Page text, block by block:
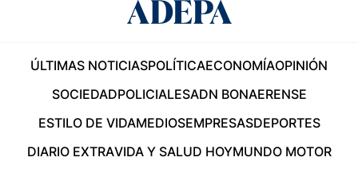
ÚLTIMAS NOTICIASPOLÍTICAECONOMÍAOPINIÓN
SOCIEDADPOLICIALESADN BONAERENSE
ESTILO DE VIDAMEDIOSEMPRESASDEPORTES
DIARIO EXTRAVIDA Y SALUD HOYMUNDO MOTOR